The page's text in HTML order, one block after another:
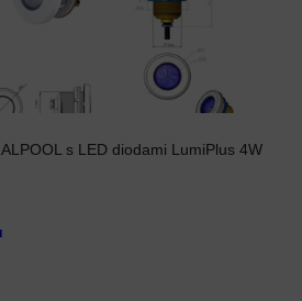
s LED diodami LumiPlus 4W